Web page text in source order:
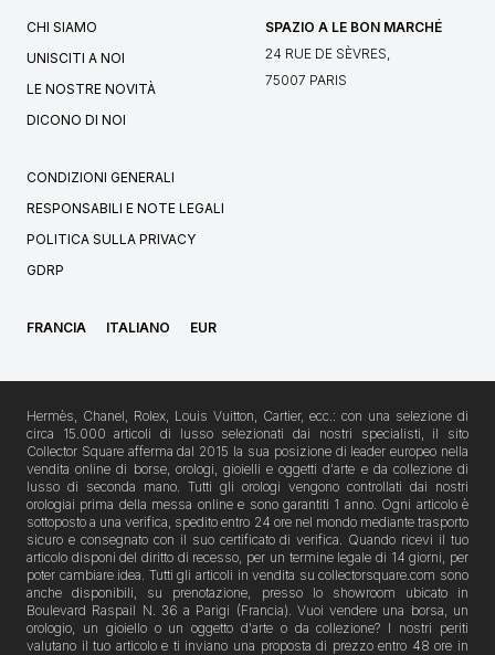
CHI SIAMO
UNISCITI A NOI
LE NOSTRE NOVITÀ
DICONO DI NOI
SPAZIO A LE BON MARCHÉ
24 RUE DE SÈVRES,
75007 PARIS
CONDIZIONI GENERALI
RESPONSABILI E NOTE LEGALI
POLITICA SULLA PRIVACY
GDRP
FRANCIA ITALIANO EUR
Hermès, Chanel, Rolex, Louis Vuitton, Cartier, ecc.: con una selezione di
circa 15.000 articoli di lusso selezionati dai nostri specialisti, il sito
Collector Square afferma dal 2015 la sua posizione di leader europeo nella
vendita online di borse, orologi, gioielli e oggetti d'arte e da collezione di
lusso di seconda mano. Tutti gli orologi vengono controllati dai nostri
orologiai prima della messa online e sono garantiti 1 anno. Ogni articolo è
sottoposto a una verifica, spedito entro 24 ore nel mondo mediante trasporto
sicuro e consegnato con il suo certificato di verifica. Quando ricevi il tuo
articolo disponi del diritto di recesso, per un termine legale di 14 giorni, per
poter cambiare idea. Tutti gli articoli in vendita su collectorsquare.com sono
anche disponibili, su prenotazione, presso lo showroom ubicato in
Boulevard Raspail N. 36 a Parigi (Francia). Vuoi vendere una borsa, un
orologio, un gioiello o un oggetto d'arte o da collezione? I nostri periti
valutano il tuo articolo e ti inviano una proposta di prezzo entro 48 ore in